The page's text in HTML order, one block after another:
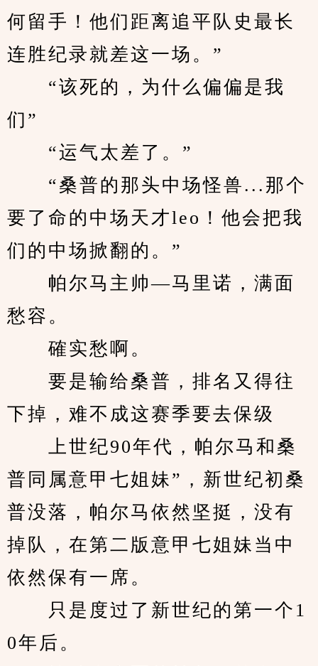
何留手！他们距离追平队史最长
连胜纪录就差这一场。”
“该死的，为什么偏偏是我
们”
“运气太差了。”
“桑普的那头中场怪兽...那个
要了命的中场天才leo！他会把我
们的中场掀翻的。”
帕尔马主帅—马里诺，满面
愁容。
確实愁啊。
要是输给桑普，排名又得往
下掉，难不成这赛季要去保级
上世纪90年代，帕尔马和桑
普同属意甲七姐妹”，新世纪初桑
普没落，帕尔马依然坚挺，没有
掉队，在第二版意甲七姐妹当中
依然保有一席。
只是度过了新世纪的第一个1
0年后。